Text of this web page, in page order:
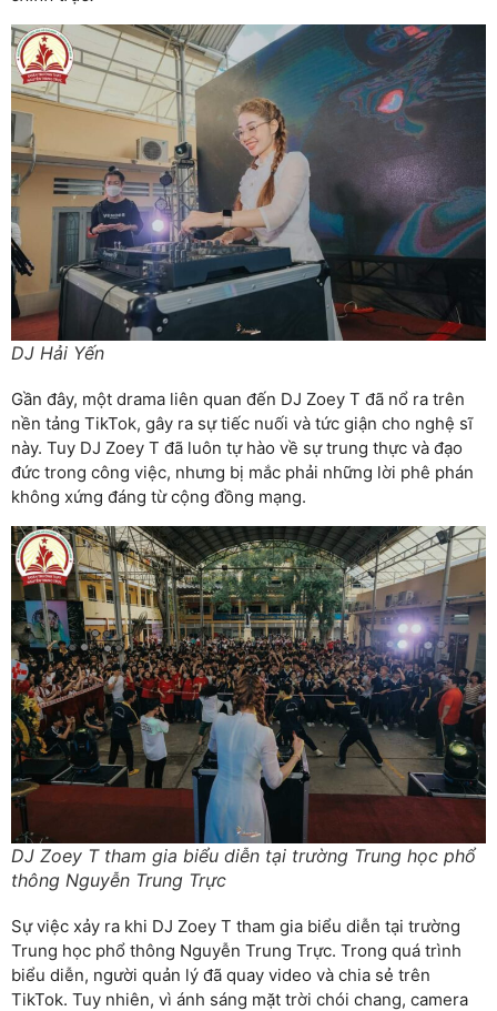
DJ Hải Yến
Gần đây, một drama liên quan đến DJ Zoey T đã nổ ra trên
nền tảng TikTok, gây ra sự tiếc nuối và tức giận cho nghệ sĩ
này. Tuy DJ Zoey T đã luôn tự hào về sự trung thực và đạo
đức trong công việc, nhưng bị mắc phải những lời phê phán
không xứng đáng từ cộng đồng mạng.
DJ Zoey T tham gia biểu diễn tại trường Trung học phổ
thông Nguyễn Trung Trực
Sự việc xảy ra khi DJ Zoey T tham gia biểu diễn tại trường
Trung học phổ thông Nguyễn Trung Trực. Trong quá trình
biểu diễn, người quản lý đã quay video và chia sẻ trên
TikTok. Tuy nhiên, vì ánh sáng mặt trời chói chang, camera